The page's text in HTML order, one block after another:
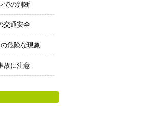
での判断
交通安全
危険な現象
故に注意